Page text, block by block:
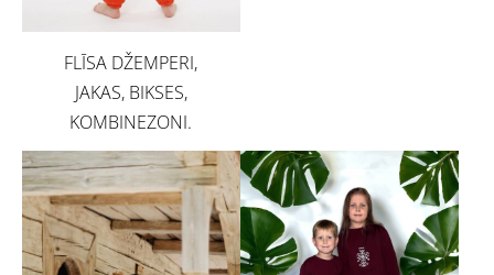
FLĪSA DŽEMPERI,
JAKAS, BIKSES,
KOMBINEZONI.